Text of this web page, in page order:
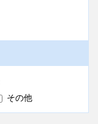
その他